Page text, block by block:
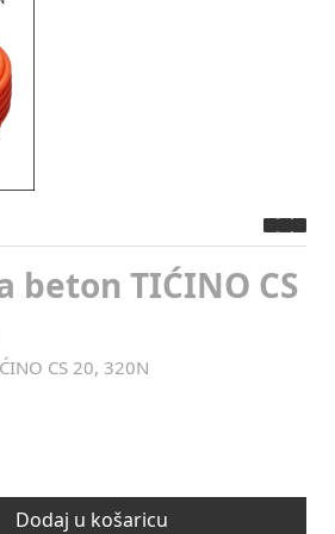
TIĆINO CS
CS 20, 320N
Dodaj u košaricu